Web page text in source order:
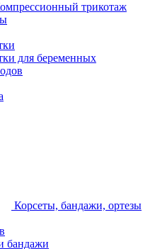
трикотаж
для беременных
Корсеты, бандажи, ортезы
бандажи